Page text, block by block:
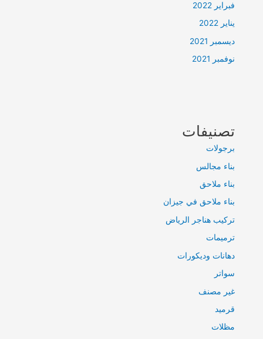
فبراير 2022
يناير 2022
ديسمبر 2021
نوفمبر 2021
تصنيفات
برجولات
بناء مجالس
بناء ملاحق
بناء ملاحق في جيزان
تركيب هناجر الرياض
ترميمات
دهانات وديكورات
سواتر
غير مصنف
قرميد
مظلات